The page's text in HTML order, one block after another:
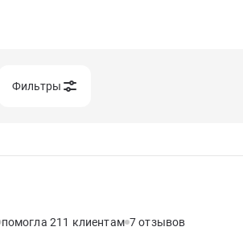
Фильтры
помогла 211 клиентам 7 отзывов